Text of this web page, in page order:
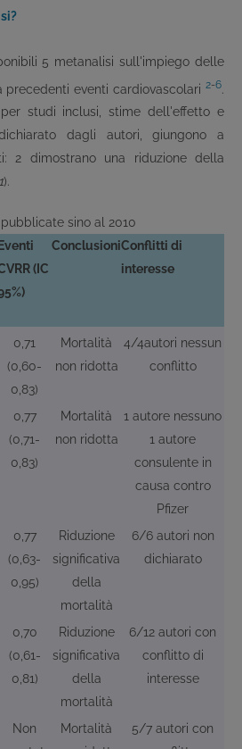
5 metanalisi sull'impiego delle
precedenti eventi cardiovascolari 2-6.
studi inclusi, stime dell'effetto e
dagli autori, giungono a
2 dimostrano una riduzione della
).
sino al 2010
Eventi
RR (IC
ConclusioniConflitti di
interesse
0,71
(0,60-
0,83)
Mortalità
non ridotta
4/4autori nessun
conflitto
0,77
(0,71-
0,83)
Mortalità
non ridotta
1 autore nessuno
1 autore
consulente in
causa contro
Pfizer
0,77
(0,63-
0,95)
Riduzione
significativa
della
mortalità
6/6 autori non
dichiarato
0,70
(0,61-
0,81)
Riduzione
significativa
della
mortalità
6/12 autori con
conflitto di
interesse
Non
Mortalità
5/7 autori con